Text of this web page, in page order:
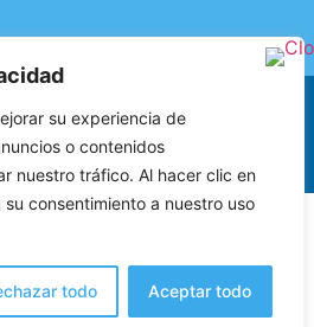
su experiencia de
o contenidos
nuestro tráfico. Al hacer clic en
consentimiento a nuestro uso
todo Aceptar todo
by RK Solutions